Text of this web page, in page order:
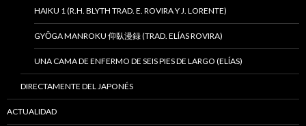
HAIKU 1 (R.H. BLYTH TRAD. E. ROVIRA Y J. LORENTE)
GYŌGA MANROKU 仰臥漫録 (TRAD. ELÍAS ROVIRA)
UNA CAMA DE ENFERMO DE SEIS PIES DE LARGO (ELÍAS)
DIRECTAMENTE DEL JAPONÉS
ACTUALIDAD